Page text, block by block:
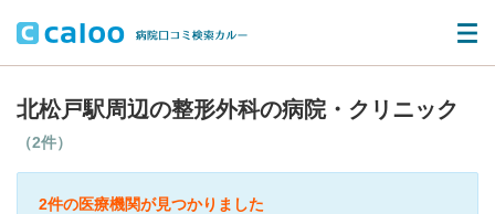
北松戸駅周辺の整形外科の病院・クリニック
（2件）
2件の医療機関が見つかりました